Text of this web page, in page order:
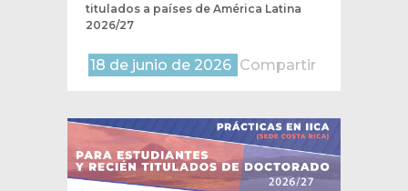
titulados a países de América Latina
2026/27
18 de junio de 2026 Compartir